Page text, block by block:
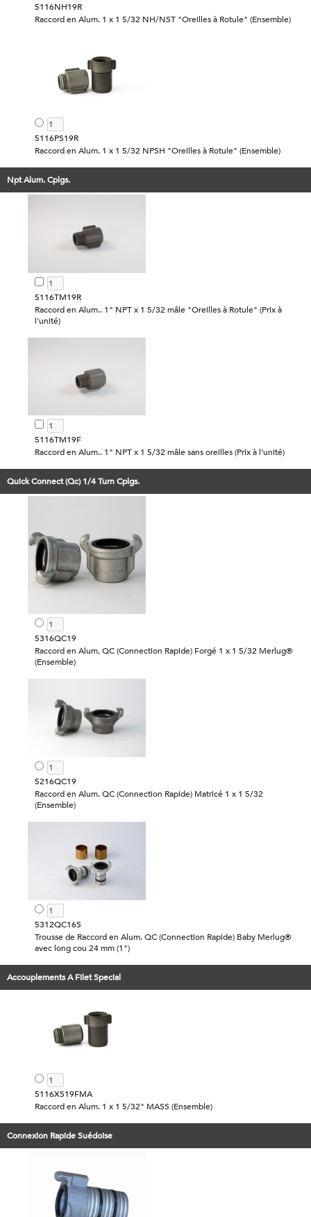
5116NH19R
Raccord en Alum. 1 x 1 5/32 NH/NST "Oreilles à Rotule" (Ensemble)
5116PS19R
Raccord en Alum. 1 x 1 5/32 NPSH "Oreilles à Rotule" (Ensemble)
Npt Alum. Cplgs.
5116TM19R
Raccord en Alum.. 1" NPT x 1 5/32 mâle "Oreilles à Rotule" (Prix à
l'unité)
5116TM19F
Raccord en Alum.. 1" NPT x 1 5/32 mâle sans oreilles (Prix à l'unité)
Quick Connect (Qc) 1/4 Turn Cplgs.
5316QC19
Raccord en Alum. QC (Connection Rapide) Forgé 1 x 1 5/32 Merlug®
(Ensemble)
5216QC19
Raccord en Alum. QC (Connection Rapide) Matricé 1 x 1 5/32
(Ensemble)
5312QC16S
Trousse de Raccord en Alum. QC (Connection Rapide) Baby Merlug®
avec long cou 24 mm (1")
Accouplements A Filet Special
5116XS19FMA
Raccord en Alum. 1 x 1 5/32" MASS (Ensemble)
Connexion Rapide Suédoise